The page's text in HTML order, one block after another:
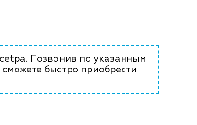
Позвонив по указанным
быстро приобрести